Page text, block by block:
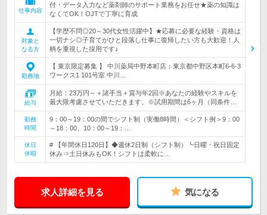
仕事内容
付・データ入力など薬剤師のサポート業務をお任せ★薬の知識は
なくてOK！OJTで丁寧に育成
対象と
なる方
【学歴不問◎20～30代女性活躍中】★応募に必要な経験・資格は
一切ナシ◎子育てがひと段落し仕事に復帰したい方も大歓迎！人
柄を重視した採用です♪
勤務地
【 東京限定募集 】 中川薬局中野本町店：東京都中野区本町6-6-3
ワークス1 101号室 中川…
給与
月給：23万円～＋諸手当＋賞与年2回※あなたの経験やスキルを
最大限考慮させていただきます。※試用期間は6ヶ月（同条件…
勤務
時間
9：00～19：00の間でシフト制（実働8時間）＜シフト例＞9：00
～18：00、10：00～19：…
休日
休暇
# 【年間休日120日】◆週休2日制（シフト制）┗日曜・祝日固定
休み⇒土日休みもOK！シフトは柔軟に…
求人詳細を見る 気になる